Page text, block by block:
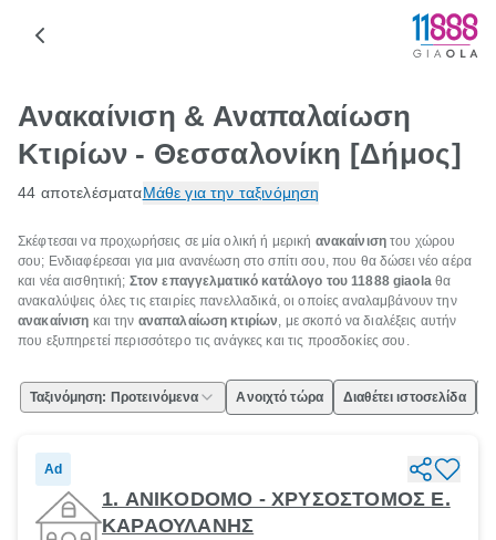
Ανακαίνιση & Αναπαλαίωση
Κτιρίων - Θεσσαλονίκη [Δήμος]
44 αποτελέσματαΜάθε για την ταξινόμηση
Σκέφτεσαι να προχωρήσεις σε μία ολική ή μερική ανακαίνιση του χώρου
σου; Ενδιαφέρεσαι για μια ανανέωση στο σπίτι σου, που θα δώσει νέο αέρα
και νέα αισθητική; Στον επαγγελματικό κατάλογο του 11888 giaolaθα
ανακαλύψεις όλες τις εταιρίες πανελλαδικά, οι οποίες αναλαμβάνουν την
ανακαίνιση και την αναπαλαίωση κτιρίων, με σκοπό να διαλέξεις αυτήν
που εξυπηρετεί περισσότερο τις ανάγκες και τις προσδοκίες σου.
Ταξινόμηση: Προτεινόμενα Ανοιχτό τώρα Διαθέτει ιστοσελίδα
Ad
1. ANIKODOMO - ΧΡΥΣΟΣΤΟΜΟΣ Ε.
ΚΑΡΑΟΥΛΑΝΗΣ